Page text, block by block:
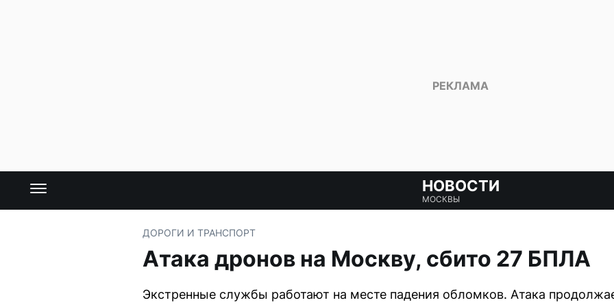
НОВОСТИ
МОСКВЫ
ДОРОГИ И ТРАНСПОРТ
Атака дронов на Москву, сбито 27 БПЛА
Экстренные службы работают на месте падения обломков. Атака